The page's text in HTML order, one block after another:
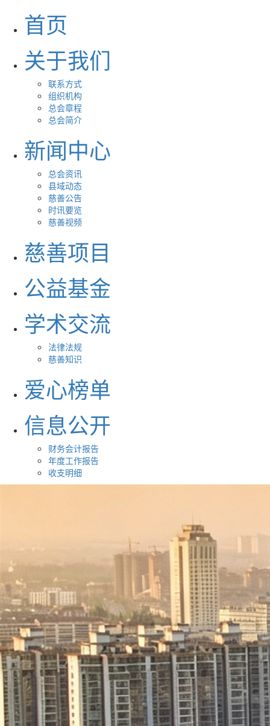
首页
关于我们
联系方式
组织机构
总会章程
总会简介
新闻中心
总会资讯
县域动态
慈善公告
时讯要览
慈善视频
慈善项目
公益基金
学术交流
法律法规
慈善知识
爱心榜单
信息公开
财务会计报告
年度工作报告
收支明细